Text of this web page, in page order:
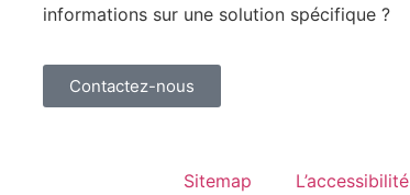
informations sur une solution spécifique ?
Contactez-nous
Sitemap L’accessibilité